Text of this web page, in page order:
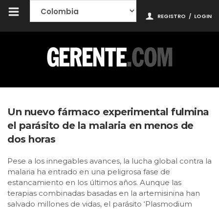
REGISTRO / LOGIN
Un nuevo fármaco experimental fulmina
el parásito de la malaria en menos de
dos horas
Pese a los innegables avances, la lucha global contra la
malaria ha entrado en una peligrosa fase de
estancamiento en los últimos años. Aunque las
terapias combinadas basadas en la artemisinina han
salvado millones de vidas, el parásito ‘Plasmodium